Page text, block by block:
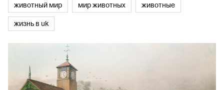
животный мир
мир животных
животные
жизнь в uk